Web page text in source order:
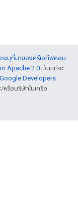
ะบุที่มาของครีเอทีฟคอม
Apache 2.0เว้นแต่จะ
Google Developers
หรือบริษัทในเครือ